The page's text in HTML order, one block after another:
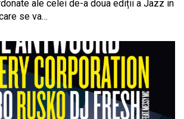
ale celei de-a doua ediții a Jazz in
se va…